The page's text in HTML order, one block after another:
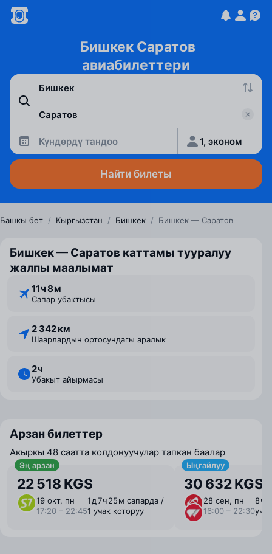
Бишкек Саратов
авиабилеттери
Күндөрдү тандоо 1, эконом
Найти билеты
Башкы бет / Кыргызстан / Бишкек / Бишкек — Саратов
Бишкек — Саратов каттамы тууралуу
жалпы маалымат
11 ⁠ч 8 ⁠м
Сапар убактысы
2 342 км
Шаарлардын ортосундагы аралык
2 ⁠ч
Убакыт айырмасы
Арзан билеттер
Акыркы 48 саатта колдонуучулар тапкан баалар
Эң арзан
22 518 KGS
19 окт, пн
17:20 – 22:45
1 ⁠д 7 ⁠ч 25 ⁠м сапарда /
1 учак которуу
Ыңгайлуу
30 632 KGS
28 сен, пн
16:00 – 22:30
8 ⁠ч